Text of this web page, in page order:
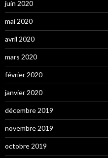
juin 2020
mai 2020
avril 2020
mars 2020
février 2020
janvier 2020
décembre 2019
novembre 2019
octobre 2019